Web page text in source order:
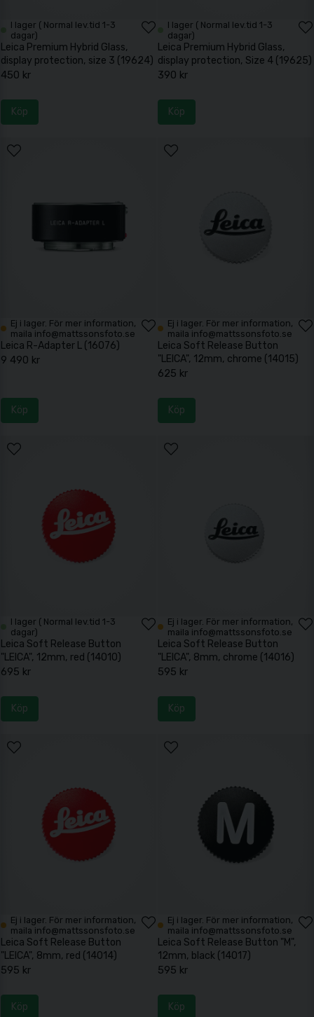
I lager ( Normal lev.tid 1-3
dagar)
Leica Premium Hybrid Glass,
display protection, size 3 (19624)
450 kr
Köp
I lager ( Normal lev.tid 1-3
dagar)
Leica Premium Hybrid Glass,
display protection, Size 4 (19625)
390 kr
Köp
Ej i lager. För mer information,
maila info@mattssonsfoto.se
Leica R-Adapter L (16076)
9 490 kr
Köp
Ej i lager. För mer information,
maila info@mattssonsfoto.se
Leica Soft Release Button
"LEICA", 12mm, chrome (14015)
625 kr
Köp
I lager ( Normal lev.tid 1-3
dagar)
Leica Soft Release Button
"LEICA", 12mm, red (14010)
695 kr
Köp
Ej i lager. För mer information,
maila info@mattssonsfoto.se
Leica Soft Release Button
"LEICA", 8mm, chrome (14016)
595 kr
Köp
Ej i lager. För mer information,
maila info@mattssonsfoto.se
Leica Soft Release Button
"LEICA", 8mm, red (14014)
595 kr
Köp
Ej i lager. För mer information,
maila info@mattssonsfoto.se
Leica Soft Release Button "M",
12mm, black (14017)
595 kr
Köp